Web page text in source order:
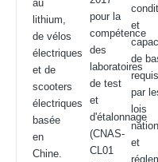
au
lithium,
de vélos
électriques
et de
scooters
électriques
basée
en
Chine.
pour la
compétence
des
laboratoires
de test
et
d'étalonnage
(CNAS-
CL01
et
de
par
lois
et